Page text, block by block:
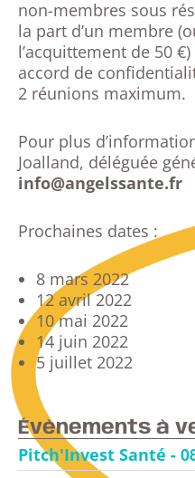
non-membres sous
la part d’un membre
l’acquittement de 50
accord de
2 réunions maximum.
Pour plus
Joalland, déléguée
info@angelssante.fr
Prochaines dates :
8 mars 2022
12 avril 2022
10 mai 2022
14 juin 2022
5 juillet 2022
Évènements à
Pitch'Invest Santé -